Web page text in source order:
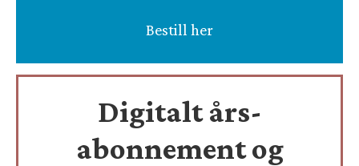
Bestill her
Digitalt års-
abonnement og